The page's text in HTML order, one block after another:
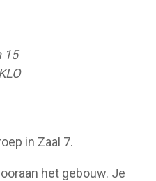
15
in Zaal 7.
het gebouw. Je